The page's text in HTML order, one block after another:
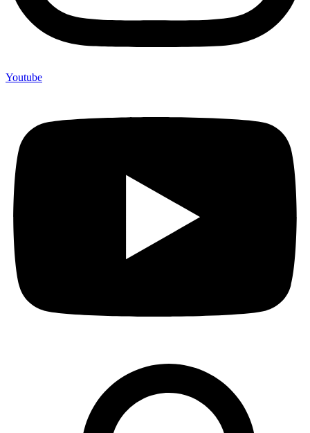
Youtube